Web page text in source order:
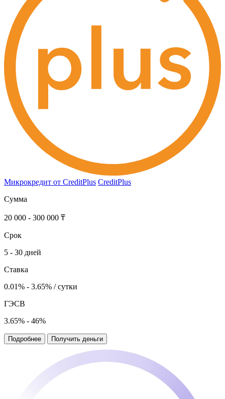
Микрокредит от CreditPlus CreditPlus
Сумма
20 000 - 300 000 ₸
Срок
5 - 30 дней
Ставка
0.01% - 3.65% / сутки
ГЭСВ
3.65% - 46%
Подробнее Получить деньги